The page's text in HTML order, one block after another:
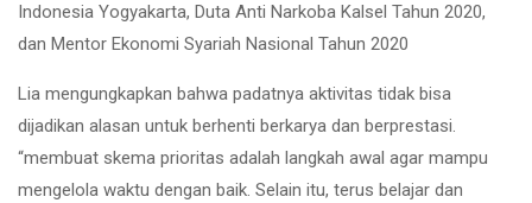
Indonesia Yogyakarta, Duta Anti Narkoba Kalsel Tahun 2020,
dan Mentor Ekonomi Syariah Nasional Tahun 2020
Lia mengungkapkan bahwa padatnya aktivitas tidak bisa
dijadikan alasan untuk berhenti berkarya dan berprestasi.
“membuat skema prioritas adalah langkah awal agar mampu
mengelola waktu dengan baik. Selain itu, terus belajar dan